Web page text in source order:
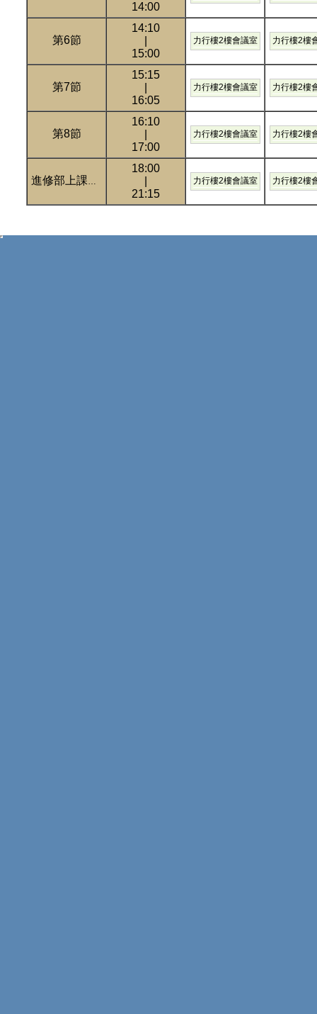
14:00
第6節
14:10
15:00
力行樓2樓會議室 力行樓2樓
第7節
15:15
16:05
力行樓2樓會議室 力行樓2樓
第8節
16:10
17:00
力行樓2樓會議室 力行樓2樓
進修部上課時間
18:00
21:15
力行樓2樓會議室 力行樓2樓